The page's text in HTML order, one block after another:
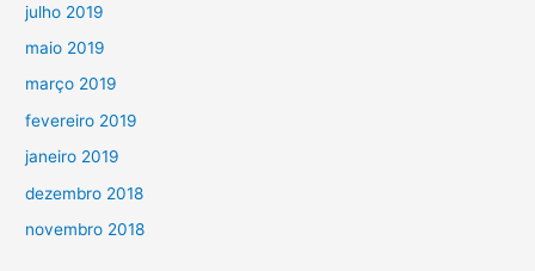
julho 2019
maio 2019
março 2019
fevereiro 2019
janeiro 2019
dezembro 2018
novembro 2018